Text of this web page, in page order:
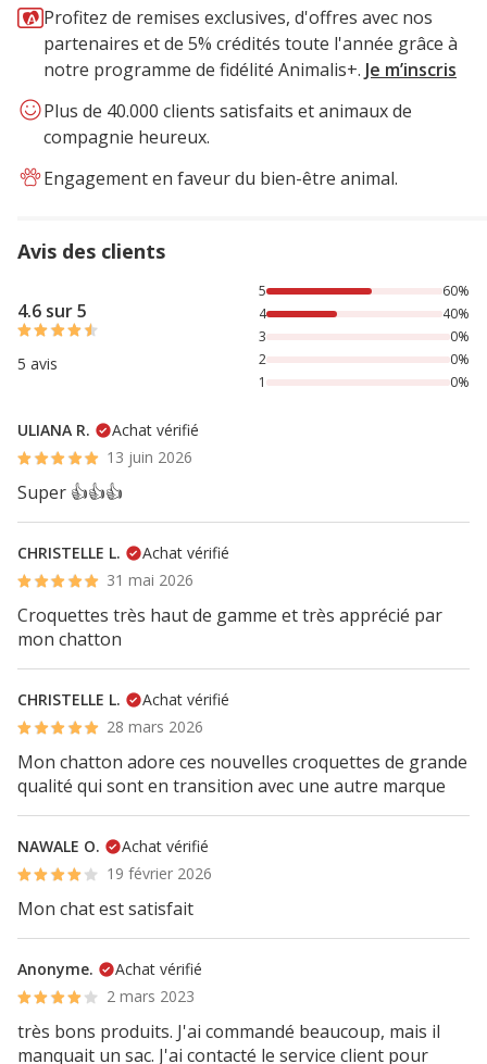
Profitez de remises exclusives, d'offres avec nos
partenaires et de 5% crédités toute l'année grâce à
notre programme de fidélité Animalis+. Je m’inscris
Plus de 40.000 clients satisfaits et animaux de
compagnie heureux.
Engagement en faveur du bien-être animal.
Avis des clients
4.6 sur 5
5 avis
60% des personnes lont noté avec {1} étoiles, 40% des
5
60%
4
40%
3
0%
2
0%
1
0%
ULIANA R.
Achat vérifié
13 juin 2026
Super 👍👍👍
CHRISTELLE L.
Achat vérifié
31 mai 2026
Croquettes très haut de gamme et très apprécié par
mon chatton
CHRISTELLE L.
Achat vérifié
28 mars 2026
Mon chatton adore ces nouvelles croquettes de grande
qualité qui sont en transition avec une autre marque
NAWALE O.
Achat vérifié
19 février 2026
Mon chat est satisfait
Anonyme.
Achat vérifié
2 mars 2023
très bons produits. J'ai commandé beaucoup, mais il
manquait un sac. J'ai contacté le service client pour